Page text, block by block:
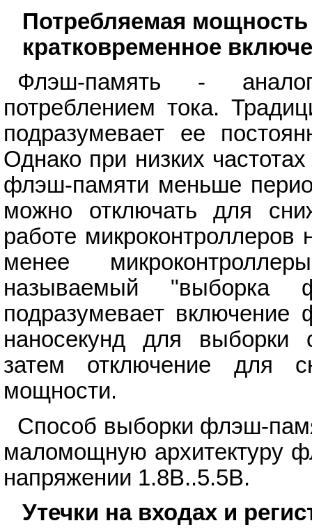
Потребляемая
кратковременное
Флэш-память -
потреблением тока.
подразумевает ее
Однако при низких
флэш-памяти меньше
можно отключать для
работе микроконтроллеров
менее
называемый "выборка
подразумевает включение
наносекунд для выборки
затем отключение для
мощности.
Способ выборки флэш-
маломощную архитектуру
напряжении 1.8В..5.5В.
Утечки на входах и